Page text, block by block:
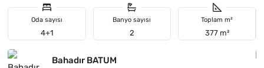
Oda sayısı
4+1
Banyo sayısı
2
Toplam m²
377 m²
Bahadır BATUM